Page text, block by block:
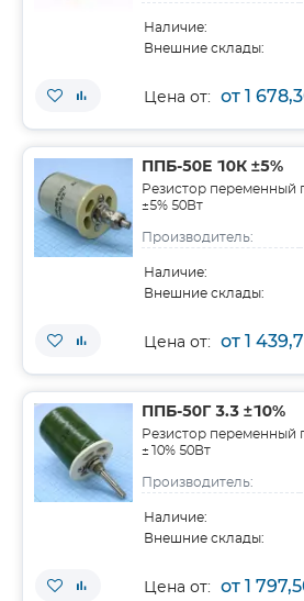
Наличие:
Внешние склады:
Цена от: от 1
ППБ-50Е 10К ±5%
Резистор
±5% 50Вт
Производитель:
Наличие:
Внешние склады:
Цена от: от 1
ППБ-50Г 3.3 ±10%
Резистор
±10% 50Вт
Производитель:
Наличие:
Внешние склады:
Цена от: от 1